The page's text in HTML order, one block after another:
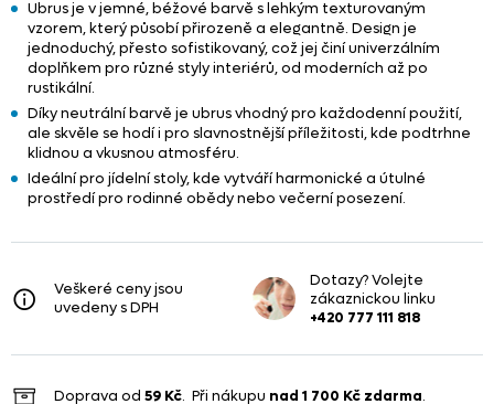
Ubrus je v jemné, béžové barvě s lehkým texturovaným
vzorem, který působí přirozeně a elegantně. Design je
jednoduchý, přesto sofistikovaný, což jej činí univerzálním
doplňkem pro různé styly interiérů, od moderních až po
rustikální.
Díky neutrální barvě je ubrus vhodný pro každodenní použití,
ale skvěle se hodí i pro slavnostnější příležitosti, kde podtrhne
klidnou a vkusnou atmosféru.
Ideální pro jídelní stoly, kde vytváří harmonické a útulné
prostředí pro rodinné obědy nebo večerní posezení.
Veškeré ceny jsou
uvedeny s DPH
Dotazy? Volejte
zákaznickou linku
+420 777 111 818
Doprava od 59 Kč. Při nákupu nad 1 700 Kč zdarma.